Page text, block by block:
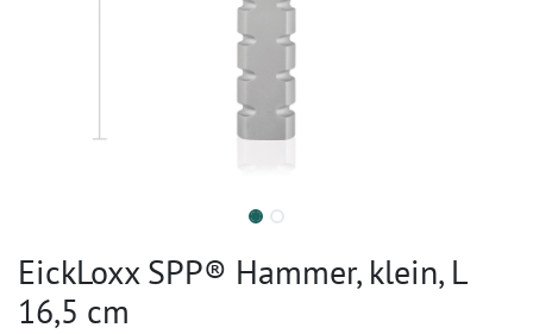
EickLoxx SPP® Hammer, klein, L
16,5 cm